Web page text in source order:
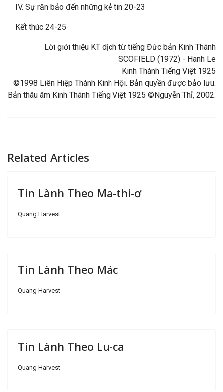
IV. Sự răn bảo đến những kẻ tin 20-23
Kết thúc 24-25
Lời giới thiệu KT dịch từ tiếng Đức bản Kinh Thánh
SCOFIELD (1972) - Hanh Le
Kinh Thánh Tiếng Việt 1925
©1998 Liên Hiệp Thánh Kinh Hội. Bản quyền được bảo lưu.
Bản thâu âm Kinh Thánh Tiếng Việt 1925 ©Nguyễn Thỉ, 2002.
Related Articles
Tin Lành Theo Ma-thi-ơ
Quang Harvest
Tin Lành Theo Mác
Quang Harvest
Tin Lành Theo Lu-ca
Quang Harvest